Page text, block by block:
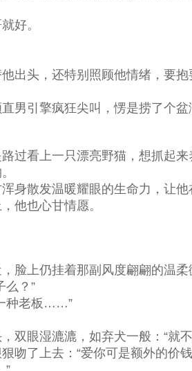
好。
出头，还特别照顾他情绪，要
男引擎疯狂尖叫，愣是捞了个
过看上一只漂亮野猫，想抓起来
身散发温暖耀眼的生命力，让他
他也心甘情愿。
脸上仍挂着那副风度翩翩的温柔
么？”
种老板……”
双眼湿漉漉，如弃犬一般：“就
吻了上去：“爱你可是额外的价